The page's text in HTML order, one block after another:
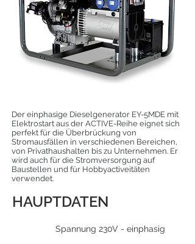
Der einphasige Dieselgenerator EY-5MDE mit
Elektrostart aus der ACTIVE-Reihe eignet sich
perfekt für die Überbrückung von
Stromausfällen in verschiedenen Bereichen,
von Privathaushalten bis zu Unternehmen. Er
wird auch für die Stromversorgung auf
Baustellen und für Hobbyactiveitäten
verwendet.
HAUPTDATEN
Spannung 230V - einphasig